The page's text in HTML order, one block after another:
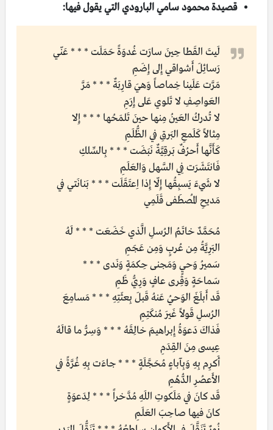
قصيدة محمود سامي البارودي التي يقول فيها:
لَيتَ القَطا حِينَ سارَت غُدوَةً حَمَلَت * * * عَنّي
رَسائِلَ أَشواقي إِلى إِضَمِ
مَرَّت عَلَينا خِماصاً وَهيَ قارِبَةٌ * * * مَرَّ
العَواصِفِ لا تَلوي عَلى إِرَمِ
لا تُدركُ العَينُ مِنها حينَ تَلمَحُها * * * إِلا
مِثالاً كَلَمعِ البَرقِ في الظُّلَمِ
كَأَنَّها أَحرُفٌ بَرقِيَّةٌ نَبَضَت * * * بِالسِّلكِ
فَانتَشَرَت فِي السَّهل وَالعَلَمِ
لا شَيءَ يَسبِقُها إِلّا إِذا اِعتَقَلَت * * * بَنانَتي في
مَديحِ المُصطَفى قَلَمِي
مُحَمَّدٌ خاتَمُ الرُسلِ الَّذي خَضَعَت * * * لَهُ
البَرِيَّةُ مِن عُربٍ وَمِن عَجَمِ
سَميرُ وَحيٍ وَمَجنى حِكمَةٍ وَنَدى * * *
سَماحَةٍ وَقِرى عافٍ وَرِيُّ ظَمِ
قَد أَبلَغَ الوَحيُ عَنهُ قَبلَ بِعثَتِهِ * * * مَسامِعَ
الرُسلِ قَولاً غَيرَ مُنكَتِمِ
فَذاكَ دَعوَةُ إِبراهيمَ خالِقَهُ * * * وَسِرُّ ما قالَهُ
عِيسى مِنَ القِدَمِ
أَكرِم بِهِ وَبِآباءٍ مُحَجَّلَةٍ * * * جاءَت بِهِ غُرَّةً في
الأَعصُرِ الدُّهُمِ
قَد كانَ في مَلَكوتِ اللَهِ مُدَّخراً * * * لِدَعوَةٍ
كانَ فيها صاحِبَ العَلَمِ